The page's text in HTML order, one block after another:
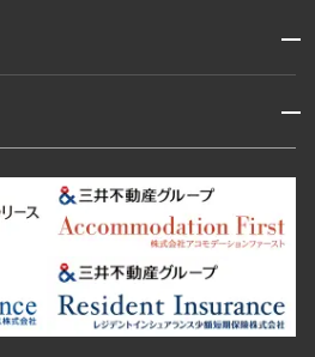
開閉
坂・飯田橋
三田・芝・浜松町
き・豊洲
本郷・春日・小石川
・早稲田
学芸大学・自由が丘
砧
池袋・板橋・王子
開閉
江東区 台東区 墨田区
中野区
練馬区 荒川区
足立区